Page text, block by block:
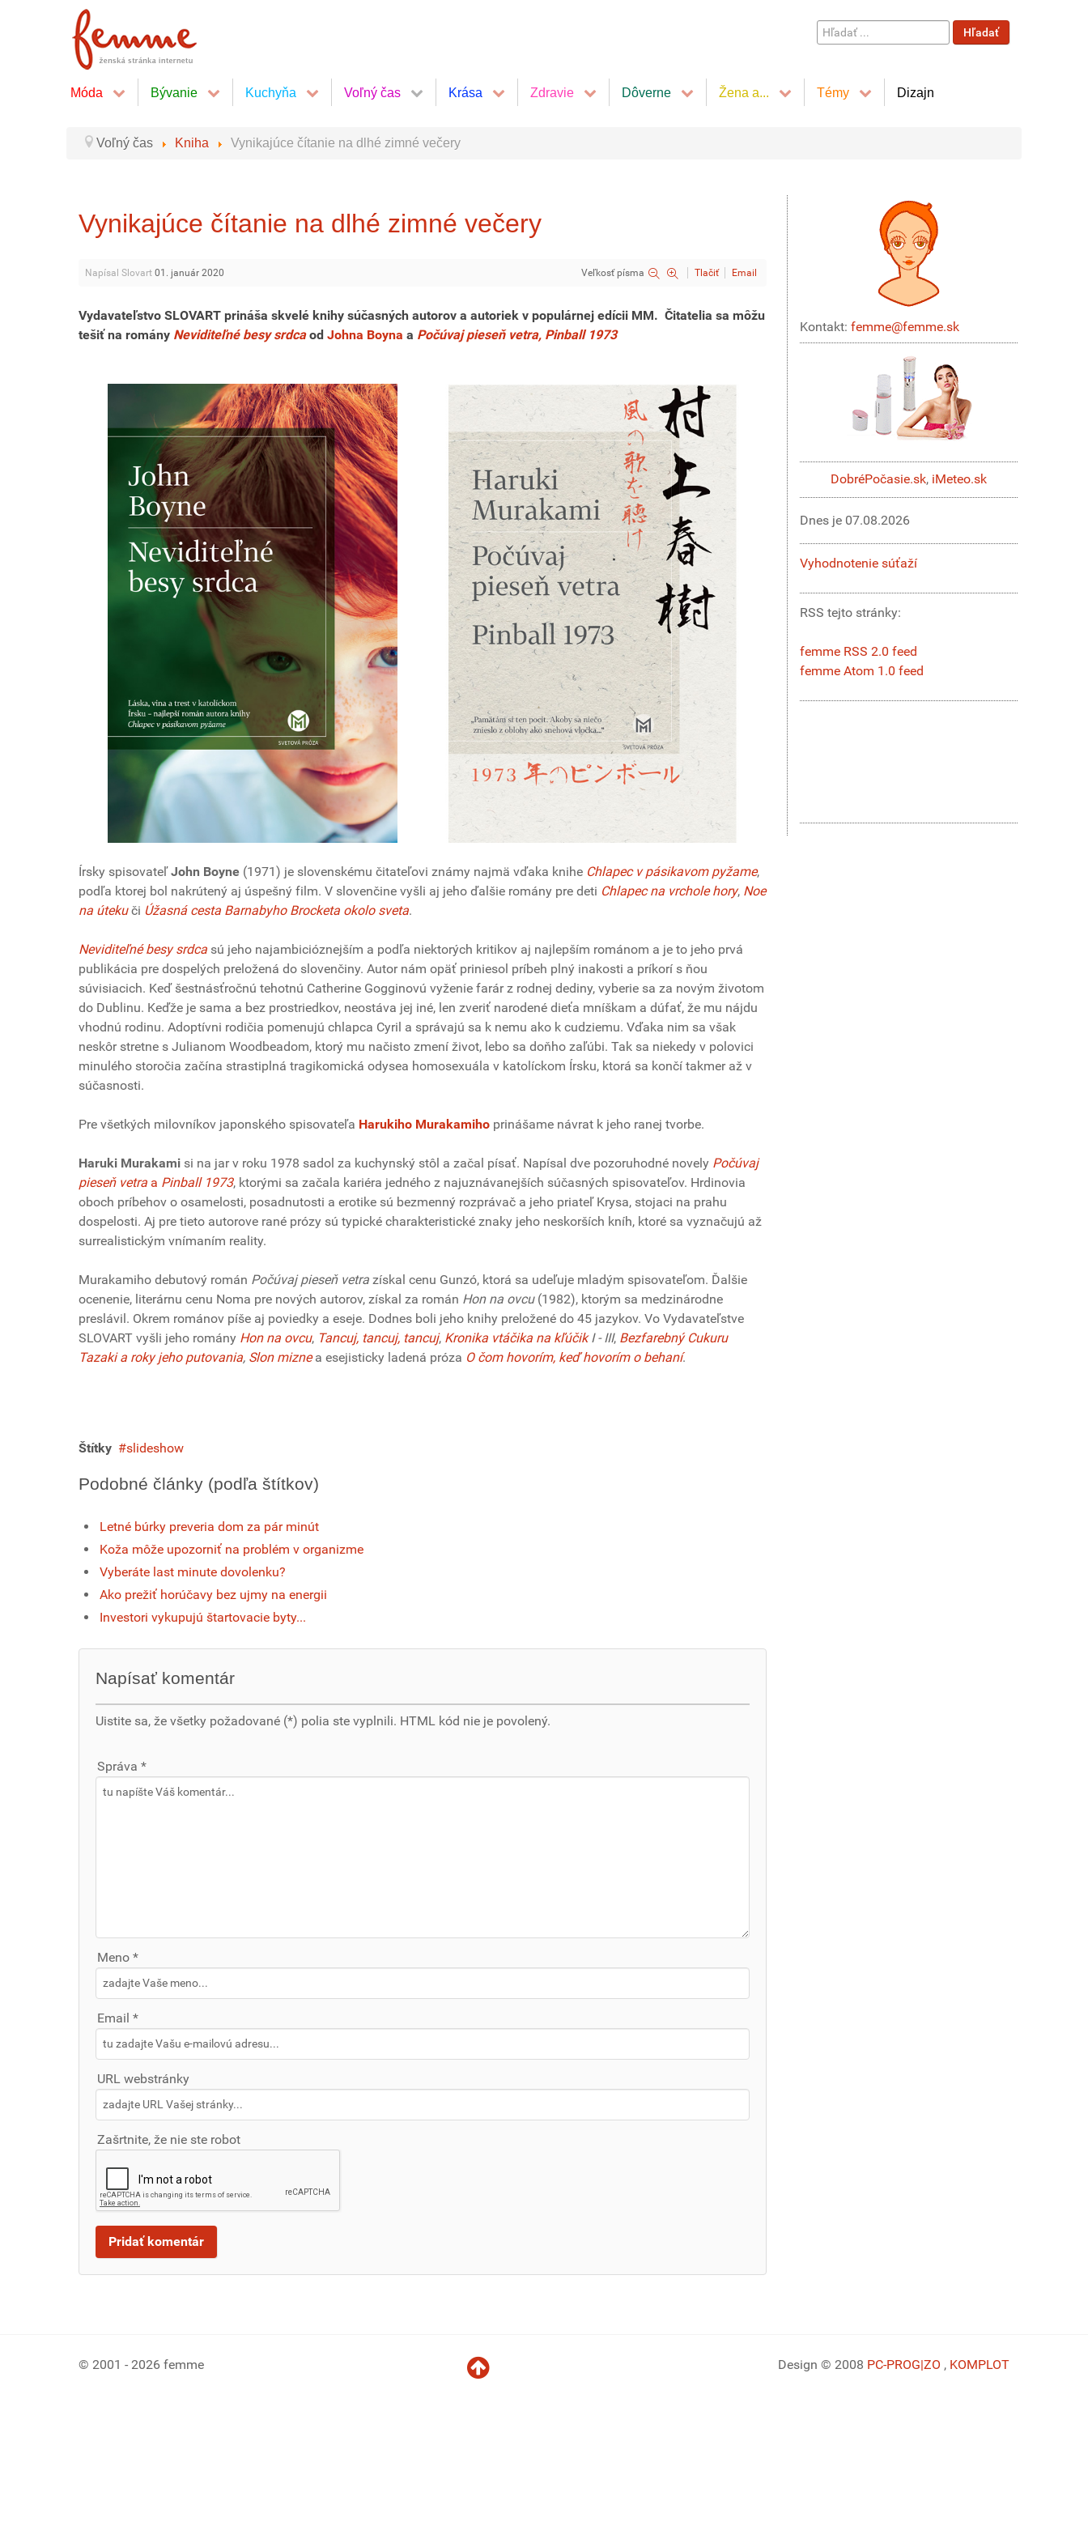
Hľadať
...
Hľadať
Móda Bývanie Kuchyňa Voľný čas Krása Zdravie Dôverne Žena a... Témy Dizajn
Voľný čas Kniha Vynikajúce čítanie na dlhé zimné večery
Vynikajúce čítanie na dlhé zimné večery
Napísal Slovart 01. január 2020 Veľkosť písma Tlačiť Email
Vydavateľstvo SLOVART prináša skvelé knihy súčasných autorov a autoriek v populárnej edícii MM. Čitatelia sa môžu
tešiť na romány Neviditeľné besy srdcaod Johna Boyna a Počúvaj pieseň vetra, Pinball 1973
Írsky spisovateľJohn Boyne (1971) je slovenskému čitateľovi známy najmä vďaka knihe Chlapec v pásikavom pyžame,
podľa ktorej bol nakrútený aj úspešný film. V slovenčine vyšli aj jeho ďalšie romány pre deti Chlapec na vrchole hory, Noe
na útekuči Úžasná cesta Barnabyho Brocketa okolo sveta.
Neviditeľné besy srdca sú jeho najambicióznejším a podľa niektorých kritikov aj najlepším románom a je to jeho prvá
publikácia pre dospelých preložená do slovenčiny. Autor nám opäť priniesol príbeh plný inakosti a príkorí s ňou
súvisiacich. Keď šestnásťročnú tehotnú Catherine Gogginovú vyženie farár z rodnej dediny, vyberie sa za novým životom
do Dublinu. Keďže je sama a bez prostriedkov, neostáva jej iné, len zveriť narodené dieťa mníškam a dúfať, že mu nájdu
vhodnú rodinu. Adoptívni rodičia pomenujú chlapca Cyril a správajú sa k nemu ako k cudziemu. Vďaka nim sa však
neskôr stretne s Julianom Woodbeadom, ktorý mu načisto zmení život, lebo sa doňho zaľúbi. Tak sa niekedy v polovici
minulého storočia začína strastiplná tragikomická odysea homosexuála v katolíckom Írsku, ktorá sa končí takmer až v
súčasnosti.
Pre všetkých milovníkov japonského spisovateľa Harukiho Murakamiho prinášame návrat k jeho ranej tvorbe.
Haruki Murakami si na jar v roku 1978 sadol za kuchynský stôl a začal písať. Napísal dve pozoruhodné novely Počúvaj
pieseň vetra a Pinball 1973, ktorými sa začala kariéra jedného z najuznávanejších súčasných spisovateľov. Hrdinovia
oboch príbehov o osamelosti, posadnutosti a erotike sú bezmenný rozprávač a jeho priateľ Krysa, stojaci na prahu
dospelosti. Aj pre tieto autorove rané prózy sú typické charakteristické znaky jeho neskorších kníh, ktoré sa vyznačujú až
surrealistickým vnímaním reality.
Murakamiho debutový román Počúvaj pieseň vetra získal cenu Gunzó, ktorá sa udeľuje mladým spisovateľom. Ďalšie
ocenenie, literárnu cenu Noma pre nových autorov, získal za román Hon na ovcu(1982), ktorým sa medzinárodne
preslávil. Okrem románov píše aj poviedky a eseje. Dodnes boli jeho knihy preložené do 45 jazykov. Vo Vydavateľstve
SLOVART vyšli jeho romány Hon na ovcu, Tancuj, tancuj, tancuj, Kronika vtáčika na kľúčikI - III, Bezfarebný Cukuru
Tazaki a roky jeho putovania, Slon miznea esejisticky ladená próza O čom hovorím, keď hovorím o behaní.
Štítky slideshow
Podobné články (podľa štítkov)
Letné búrky preveria dom za pár minút
Koža môže upozorniť na problém v organizme
Vyberáte last minute dovolenku?
Ako prežiť horúčavy bez ujmy na energii
Investori vykupujú štartovacie byty...
Napísať komentár
Uistite sa, že všetky požadované (*) polia ste vyplnili. HTML kód nie je povolený.
Správa *
Meno *
Email *
URL webstránky
Zašrtnite, že nie ste robot
Kontakt: femme@femme.sk
DobréPočasie.sk, iMeteo.sk
Dnes je 07.08.2026
Vyhodnotenie súťaží
RSS tejto stránky:
femme RSS 2.0 feed
femme Atom 1.0 feed
© 2001 - 2026 femme Design © 2008 PC-PROG|ZO , KOMPLOT